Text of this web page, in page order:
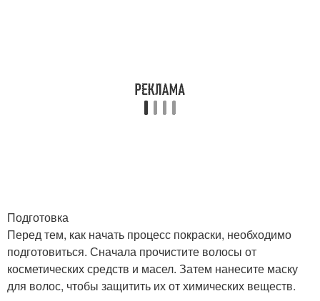
Подготовка
Перед тем, как начать процесс покраски, необходимо
подготовиться. Сначала прочистите волосы от
косметических средств и масел. Затем нанесите маску
для волос, чтобы защитить их от химических веществ.